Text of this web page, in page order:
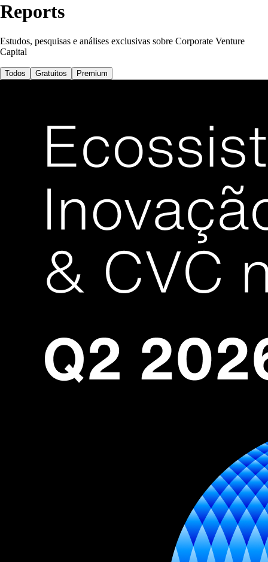
Reports
Estudos, pesquisas e análises exclusivas sobre Corporate Venture
Capital
Todos Gratuitos Premium